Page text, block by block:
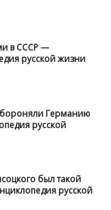
в СССР —
русской жизни
Германию
русской
был такой
русской